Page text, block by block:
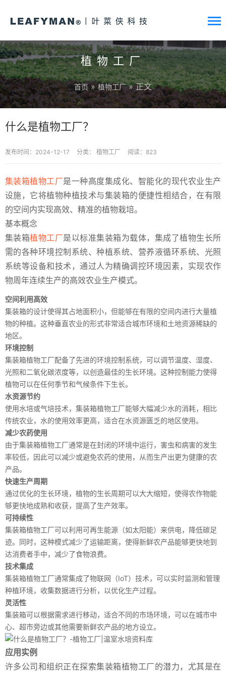
植物工厂
首页 »植物工厂» 正文
什么是植物工厂？
发布时间：2024-12-17 分类： 植物工厂 阅读：823
集装箱植物工厂是一种高度集成化、智能化的现代农业生产
设施，它将植物种植技术与集装箱的便捷性相结合，在有限
的空间内实现高效、精准的植物栽培。
基本概念
集装箱植物工厂是以标准集装箱为载体，集成了植物生长所
需的各种环境控制系统、种植系统、营养液循环系统、光照
系统等设备和技术，通过人为精确调控环境因素，实现农作
物周年连续生产的高效农业生产模式。
空间利用高效
集装箱的设计使得其占地面积小，但能够在有限的空间内进行大量植
物的种植。这种垂直农业的形式非常适合城市环境和土地资源稀缺的
地区。
环境控制
集装箱植物工厂配备了先进的环境控制系统，可以调节温度、湿度、
光照和二氧化碳浓度等，以创造最佳的生长环境。这种控制能力使得
植物可以在任何季节和气候条件下生长。
水资源节约
使用水培或气培技术，集装箱植物工厂能够大幅减少水的消耗，相比
传统农业，水的使用效率更高，适合在水资源匮乏的地区使用。
减少农药使用
由于集装箱植物工厂通常是在封闭的环境中运行，害虫和病害的发生
率较低，因此可以减少或避免农药的使用，从而生产出更为健康的农
产品。
快速生产周期
通过优化的生长环境，植物的生长周期可以大大缩短，使得农作物能
够更快地成熟和收获，提高了生产效率。
可持续性
集装箱植物工厂可以利用可再生能源（如太阳能）来供电，降低碳足
迹。同时，这种模式减少了运输距离，使得新鲜农产品能够更快地到
达消费者手中，减少了食物浪费。
技术集成
集装箱植物工厂通常集成了物联网（IoT）技术，可以实时监测和管理
种植环境，收集数据进行分析，以优化生产过程。
灵活性
集装箱可以根据需求进行移动，适合不同的市场环境，可以在城市中
心、超市旁边或其他需要新鲜农产品的地方设立。
应用实例
许多公司和组织正在探索集装箱植物工厂的潜力，尤其是在